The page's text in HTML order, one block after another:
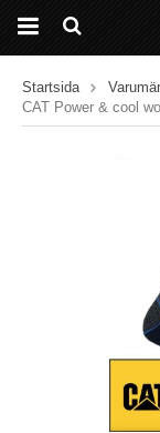
Startsida
CAT Power & cool